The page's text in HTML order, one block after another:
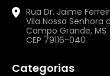
Rua Dr. Jaime
Vila Nossa Senhora
Campo Grande, MS
CEP 79116-040
Categorias